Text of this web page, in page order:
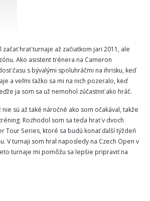
hrať turnaje až začiatkom jari 2011, ale
Ako asistent trénera na Cameron
času s bývalými spoluhráčmi na ihrisku, keď
a veľmi ťažko sa mi na nich pozeralo, keď
ja som sa už nemohol zúčastniť ako hráč.
sú až také náročné ako som očakával, takže
Rozhodol som sa teda hrať v dvoch
Tour Series, ktoré sa budú konať ďalší týždeň
V turnaji som hral naposledy na Czech Open v
turnaje mi pomôžu sa lepšie pripraviť na